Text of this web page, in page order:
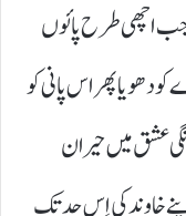
جب اچھی طرح پائوں
کو دھو یاپھر اس پانی کو
عشق میں حیران
خاوند کی اِس حد تک